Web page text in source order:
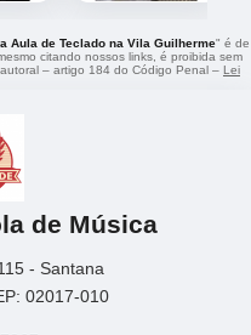
Aula de Teclado na Vila Guilherme" é de
citando nossos links, é proibida sem
– artigo 184 do Código Penal – Lei
de Música
- Santana
02017-010